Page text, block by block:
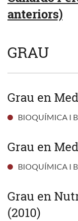
anteriors)
GRAU
Grau en
BIOQUÍMICA I
Grau en
BIOQUÍMICA I
Grau en
(2010)